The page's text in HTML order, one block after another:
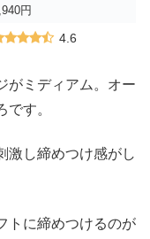
円
4.6
がミディアム。オー
す。
激し締めつけ感がし
トに締めつけるのが